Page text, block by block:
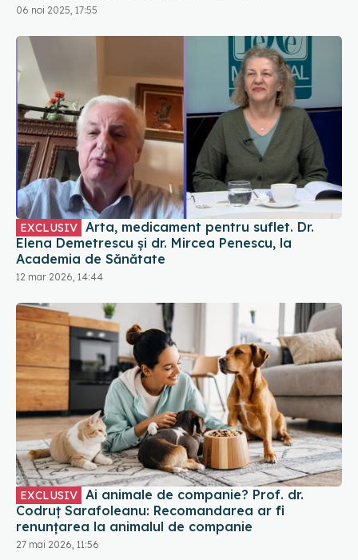
06 noi 2025, 17:55
EXCLUSIV
Elena Demetrescu și dr. Mircea Penescu, la
Academia de Sănătate
12 mar 2026, 14:44
EXCLUSIV
Codruț Sarafoleanu: Recomandarea ar fi
renunțarea la animalul de companie
27 mai 2026, 11:56